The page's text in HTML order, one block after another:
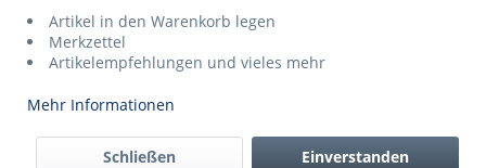
Artikel in den Warenkorb legen
Merkzettel
Artikelempfehlungen und vieles mehr
Mehr Informationen
Einverstanden
Schließen